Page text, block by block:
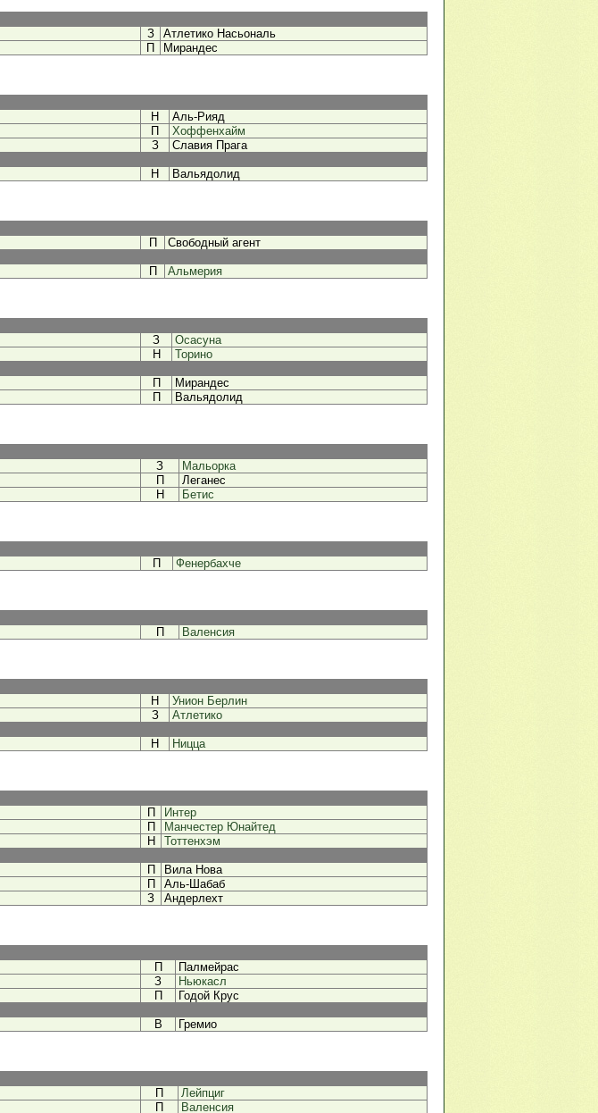
З
Атлетико Насьональ
П Мирандес
Н
Аль-Рияд
П
Хоффенхайм
З
Славия Прага
Н Вальядолид
П
Свободный агент
П Альмерия
З
Осасуна
Н
Торино
П
Мирандес
П Вальядолид
З
Мальорка
П
Леганес
Н Бетис
П Фенербахче
П Валенсия
Н
Унион Берлин
З
Атлетико
Н Ницца
П
Интер
П
Манчестер Юнайтед
Н
Тоттенхэм
П
Вила Нова
П
Аль-Шабаб
З Андерлехт
П
Палмейрас
З
Ньюкасл
П
Годой Крус
В Гремио
П
Лейпциг
П Валенсия